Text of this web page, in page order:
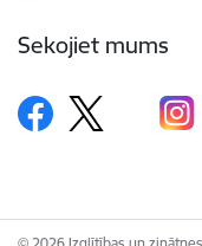
Sekojiet mums